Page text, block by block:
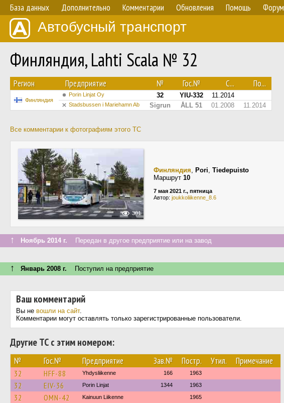
База данных Дополнительно Комментарии Обновления Помощь Форум
Автобусный транспорт
Финляндия, Lahti Scala № 32
Регион Предприятие № Гос.№ С... По...
Финляндия
Porin Linjat Oy 32 YIU-332 11.2014
Stadsbussen i Mariehamn Ab Sigrun ÅLL 51 01.2008 11.2014
Все комментарии к фотографиям этого ТС
301
Финляндия, Pori, Tiedepuisto
Маршрут 10
7 мая 2021 г., пятница
Автор: joukkoliikenne_8.6
↑ Ноябрь 2014 г. Передан в другое предприятие или на завод
↑ Январь 2008 г. Поступил на предприятие
Ваш комментарий
Вы не вошли на сайт.
Комментарии могут оставлять только зарегистрированные пользователи.
Другие ТС с этим номером:
№ Гос.№ Предприятие Зав.№ Постр. Утил. Примечание
32 HFF-88 Yhdysliikenne 166 1963
32 EIV-36 Porin Linjat 1344 1963
32 OMN-42 Kainuun Liikenne 1965